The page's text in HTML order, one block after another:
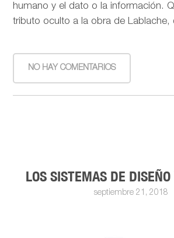
humano y el dato o la información.
tributo oculto a la obra de Lablache,
NO HAY COMENTARIOS
LOS SISTEMAS DE
septiembre 21, 2018